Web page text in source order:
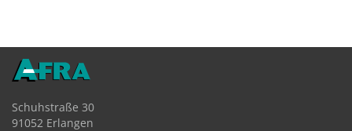
Schuhstraße 30
91052 Erlangen